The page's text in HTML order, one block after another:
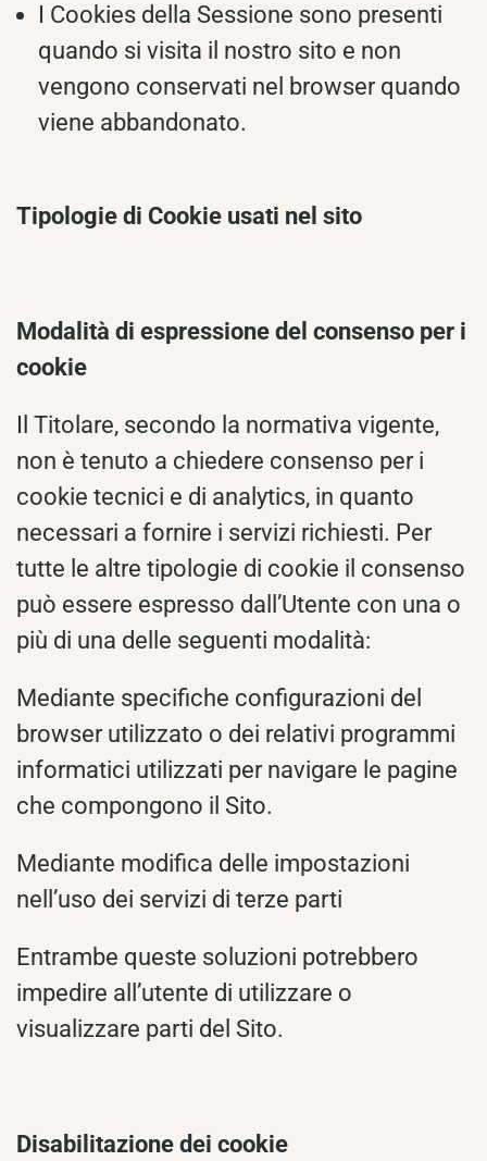
I Cookies della Sessione sono presenti
quando si visita il nostro sito e non
vengono conservati nel browser quando
viene abbandonato.
Tipologie di Cookie usati nel sito
Modalità di espressione del consenso per i
cookie
Il Titolare, secondo la normativa vigente,
non è tenuto a chiedere consenso per i
cookie tecnici e di analytics, in quanto
necessari a fornire i servizi richiesti. Per
tutte le altre tipologie di cookie il consenso
può essere espresso dall’Utente con una o
più di una delle seguenti modalità:
Mediante specifiche configurazioni del
browser utilizzato o dei relativi programmi
informatici utilizzati per navigare le pagine
che compongono il Sito.
Mediante modifica delle impostazioni
nell’uso dei servizi di terze parti
Entrambe queste soluzioni potrebbero
impedire all’utente di utilizzare o
visualizzare parti del Sito.
Disabilitazione dei cookie